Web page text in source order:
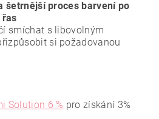
šetrnější proces barvení po
smíchat s libovolným
si požadovanou
Solution 6 % pro získání 3%